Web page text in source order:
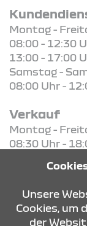
Montag -
08:00 - 12:30
13:00 - 17:00
Samstag -
08:00 Uhr -
Verkauf
Montag -
08:30 Uhr -
08:30 Uhr -
Unsere
Cookies, um
der